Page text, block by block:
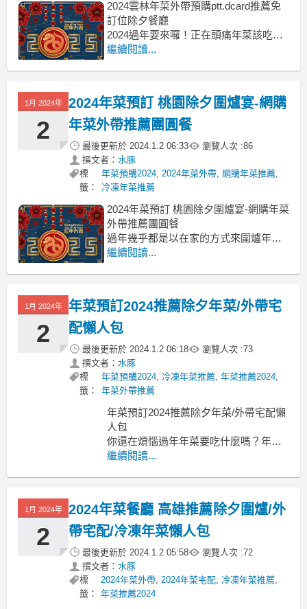
2024雲林年菜外帶預購ptt.dcard推薦免
訂位除夕餐廳
2024過年要來囉！正在頭痛年菜該吃什
麼才好？雲林年菜外帶2024
薦, 雲林年菜ptt, 雲林年菜dcard
分享如何快速煮出健
繼續閱讀...
1月 2024年
2
2024年菜預訂 桃園除夕圍爐宴-網購
年菜外帶推薦團圓餐
最後更新於 2024.1.2 06:33 瀏覽人次 :86
撰文者： 水豚
標
籤：
年菜預購2024, 2024年菜外帶, 網購年菜推薦,
冷凍年菜推薦
2024年菜預訂 桃園除夕圍爐宴-網購年菜
外帶推薦團圓餐
過年幾乎都是以在家的方式來圍爐年菜
預訂 桃園
桃園年夜飯餐廳2024 桃園年菜外帶2024
中壢年菜推薦
網購外帶年菜已是現在最熱門的選
繼續閱讀...
1月 2024年
2
年菜預訂2024推薦除夕年菜/外帶宅
配懶人包
最後更新於 2024.1.2 06:18 瀏覽人次 :73
撰文者： 水豚
標
籤：
年菜預購2024, 冷凍年菜推薦, 年菜推薦2024,
年菜外帶推薦
年菜預訂2024推薦除夕年菜/外帶宅配懶
人包
你還在煩惱過年年菜要吃什麼嗎？年菜
預訂2024
預訂台中 2024飯店年菜
年夜飯不再是頭痛的問題囉年菜預訂
2024
不用再擔心要去哪間餐廳吃
繼續閱讀...
1月 2024年
2
2024年菜餐廳 高雄推薦除夕圍爐/外
帶宅配/冷凍年菜懶人包
最後更新於 2024.1.2 05:58 瀏覽人次 :72
撰文者： 水豚
標
籤：
2024年菜外帶,2024年菜宅配, 冷凍年菜推薦,
年菜推薦2024